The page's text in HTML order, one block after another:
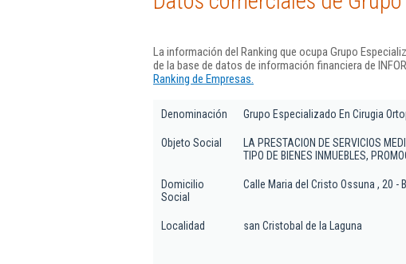
La información del Ranking que ocupa Grupo
de la base de datos de información financiera de
Ranking de Empresas.
Denominación Grupo Especializado En Cirugia
Objeto Social
LA PRESTACION DE SERVICIOS
TIPO DE BIENES INMUEBLES,
Domicilio
Social
Calle Maria del Cristo Ossuna , 20 - B
Localidad san Cristobal de la Laguna